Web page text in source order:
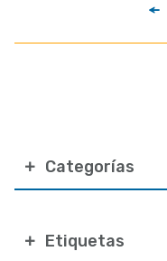
Categorías
Etiquetas